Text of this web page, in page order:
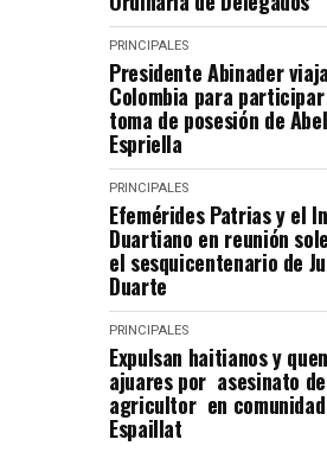
PRINCIPALES
Presidente Abinader
Colombia para
toma de posesión de
Espriella
PRINCIPALES
Efemérides Patrias y el
Duartiano en reunión
el sesquicentenario de
Duarte
PRINCIPALES
Expulsan haitianos y
ajuares por asesinato de
agricultor en
Espaillat